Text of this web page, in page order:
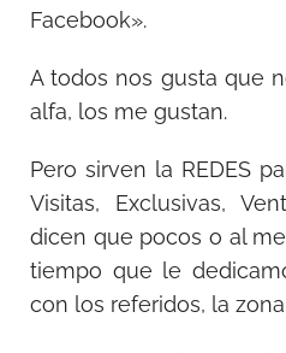
Facebook».
A todos nos gusta que
alfa, los me gustan.
Pero sirven la REDES
Visitas, Exclusivas,
dicen que pocos o al
tiempo que le
con los referidos, la